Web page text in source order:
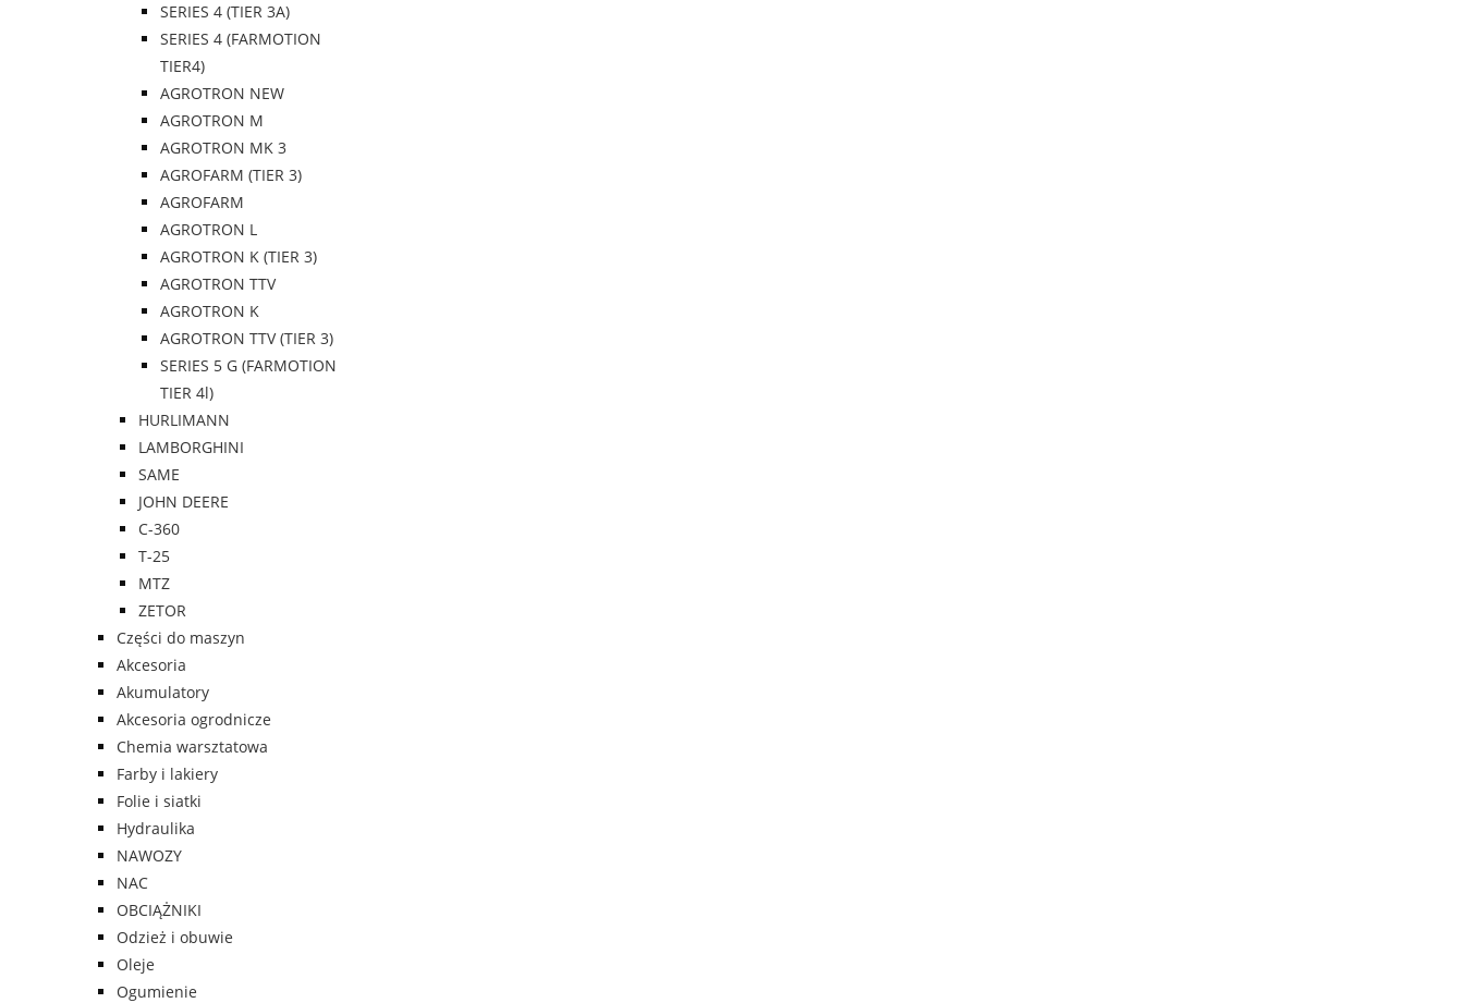
SERIES 4 (TIER 3A)
SERIES 4 (FARMOTION
TIER4)
AGROTRON NEW
AGROTRON M
AGROTRON MK 3
AGROFARM (TIER 3)
AGROFARM
AGROTRON L
AGROTRON K (TIER 3)
AGROTRON TTV
AGROTRON K
AGROTRON TTV (TIER 3)
SERIES 5 G (FARMOTION
TIER 4l)
HURLIMANN
LAMBORGHINI
SAME
JOHN DEERE
C-360
T-25
MTZ
ZETOR
Części do maszyn
Akcesoria
Akumulatory
Akcesoria ogrodnicze
Chemia warsztatowa
Farby i lakiery
Folie i siatki
Hydraulika
NAWOZY
NAC
OBCIĄŻNIKI
Odzież i obuwie
Oleje
Ogumienie